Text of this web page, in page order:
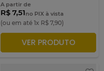
A partir de
R$ 7,51no PIX à vista
(ou em até 1x R$ 7,90)
ADICIONAR À SACOLA
VER PRODUTO